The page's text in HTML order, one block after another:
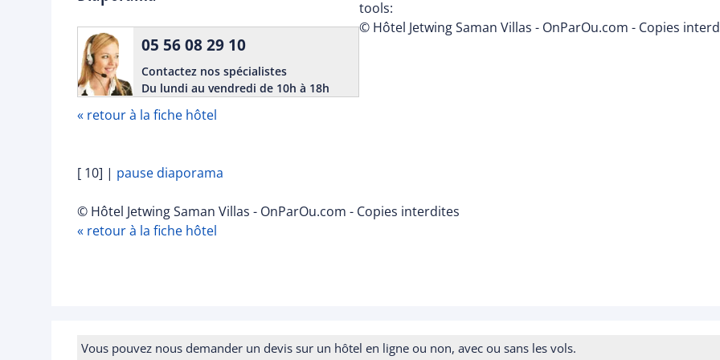
05 56 08 29 10
Contactez nos spécialistes
Du lundi au vendredi de 10h à 18h
tools:
© Hôtel Jetwing Saman Villas - OnParOu.com - Copies
« retour à la fiche hôtel
[ 10] | pause diaporama
© Hôtel Jetwing Saman Villas - OnParOu.com - Copies interdites
« retour à la fiche hôtel
Vous pouvez nous demander un devis sur un hôtel en ligne ou non, avec ou sans les vols.